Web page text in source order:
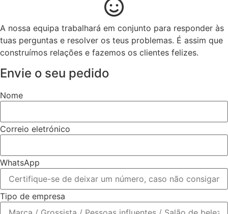
A nossa equipa trabalhará em conjunto para responder às
tuas perguntas e resolver os teus problemas. É assim que
construímos relações e fazemos os clientes felizes.
Envie o seu pedido
Nome
Correio eletrónico
WhatsApp
Tipo de empresa